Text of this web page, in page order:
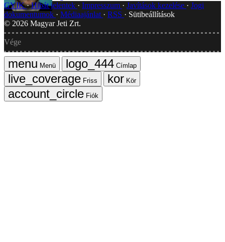
GYIK Hibát jelentek Impresszum Javítások kezelése
Jogi
dokumentumok
Médiaajánlat RSS
Sütibeállítások
© 2026 Magyar Jeti Zrt.
Vége
Menü
Címlap
Friss
Kör
Fiók